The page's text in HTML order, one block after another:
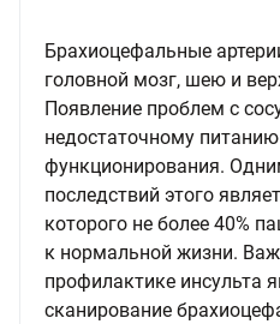
Брахиоцефальные
головной мозг, шею и
Появление проблем с
недостаточному
функционирования.
последствий этого
которого не более 40%
к нормальной жизни.
профилактике инсульта
сканирование